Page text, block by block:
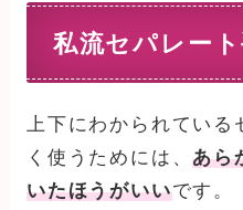
私流セパレー
上下にわかられている
く使うためには、あら
いたほうがいいです。